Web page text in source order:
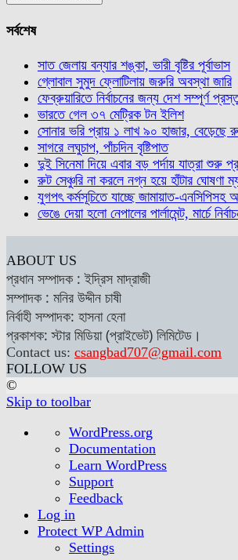
সর্বশেষ
সাত জেলায় বন্যার শঙ্কা, ভারী বৃষ্টির পূর্বাভাস
গ্লোবাল সুমুদ ফ্লোটিলায় জরুরি অবস্থা জারি
ফেব্রুয়ারিতে নির্বাচনের জন্য দেশ সম্পূর্ণ
ভারতে গেল ৩৭ মেট্রিক টন ইলিশ
সোনার ভরি প্রায় ১ লাখ ৯০ হাজার, বেড়েছে
সাগরে লঘুচাপ, পাঁচদিন বৃষ্টিপাত
দুই সিনেমা দিয়ে এবার বড় পর্দায় যাত্রা শুরু
রুট সেঞ্চুরি না করলে নগ্ন হয়ে হাঁটার ঘোষণা
যুগপৎ কর্মসূচিতে যাচ্ছে জামায়াত-এনসিপিসহ
ভেঙে দেয়া হলো নেপালের পার্লামেন্ট, মার্চে
ABOUT US
প্রধান সম্পাদক : ইদ্রিস মাদ্রাজী
সম্পাদক : মনির উদ্দীন চাষী
নির্বাহী সম্পাদক: হাসনা হেনা
প্রকাশক: স্টার মিডিয়া (প্রাইভেট) লিমিটেড।
Contact us: csangbad707@gmail.com
FOLLOW US
©
Skip to toolbar
About
WordPress
WordPress.org
Documentation
Learn WordPress
Support
Feedback
Log in
Protect WP Admin
Settings